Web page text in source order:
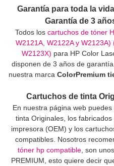
Garantía para toda la
Garantía de 3
Todos los cartuchos de tóner
W2121A, W2122A y
W2123X) para HP Color
disponen de 3 años de
nuestra marca ColorPremium
Cartuchos de tinta
En nuestra página web
tinta Originales, los
impresora (OEM) y los
compatibles. Nosotros
tóner hp compatible , son
PREMIUM, esto quiere decir